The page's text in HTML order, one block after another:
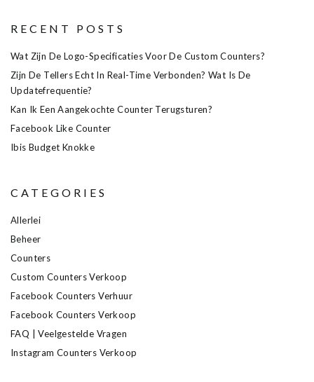
RECENT POSTS
Wat Zijn De Logo-Specificaties Voor De Custom Counters?
Zijn De Tellers Echt In Real-Time Verbonden? Wat Is De
Updatefrequentie?
Kan Ik Een Aangekochte Counter Terugsturen?
Facebook Like Counter
Ibis Budget Knokke
CATEGORIES
Allerlei
Beheer
Counters
Custom Counters Verkoop
Facebook Counters Verhuur
Facebook Counters Verkoop
FAQ | Veelgestelde Vragen
Instagram Counters Verkoop